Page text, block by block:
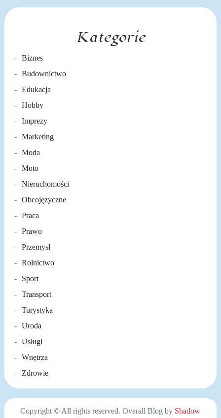
Kategorie
Biznes
Budownictwo
Edukacja
Hobby
Imprezy
Marketing
Moda
Moto
Nieruchomości
Obcojęzyczne
Praca
Prawo
Przemysł
Rolnictwo
Sport
Transport
Turystyka
Uroda
Usługi
Wnętrza
Zdrowie
Copyright © All rights reserved. Overall Blog by Shadow